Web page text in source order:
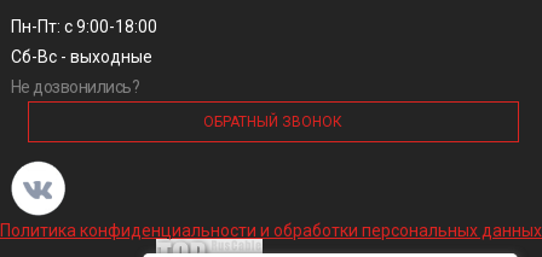
Пн-Пт: с 9:00-18:00
Сб-Вс - выходные
Не дозвонились?
ОБРАТНЫЙ ЗВОНОК
Политика конфиденциальности и обработки персональных данных